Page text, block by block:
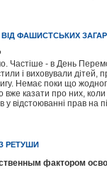
ФАШИСТСЬКИХ
Частіше - в День
і виховували
Немає поки що
казати про них, коли
у відстоюванні прав на
РЕТУШИ
фактором